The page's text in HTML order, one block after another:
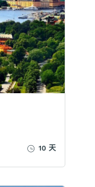
10 天